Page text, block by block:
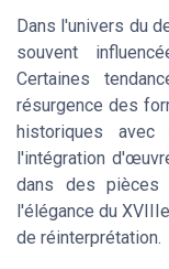
Dans l'univers du
souvent
Certaines
résurgence des
historiques avec
l'intégration
dans des pièces
l'élégance du
de réinterprétation.